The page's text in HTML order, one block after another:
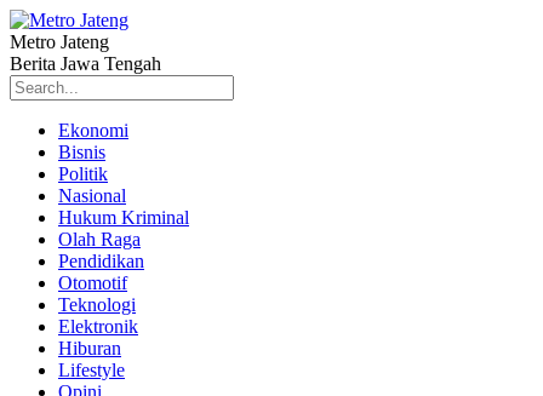
Metro Jateng
Berita Jawa Tengah
Ekonomi
Bisnis
Politik
Nasional
Hukum Kriminal
Olah Raga
Pendidikan
Otomotif
Teknologi
Elektronik
Hiburan
Lifestyle
Opini